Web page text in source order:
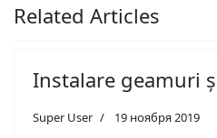
Related Articles
Instalare geamuri
Super User 19 ноября 2019